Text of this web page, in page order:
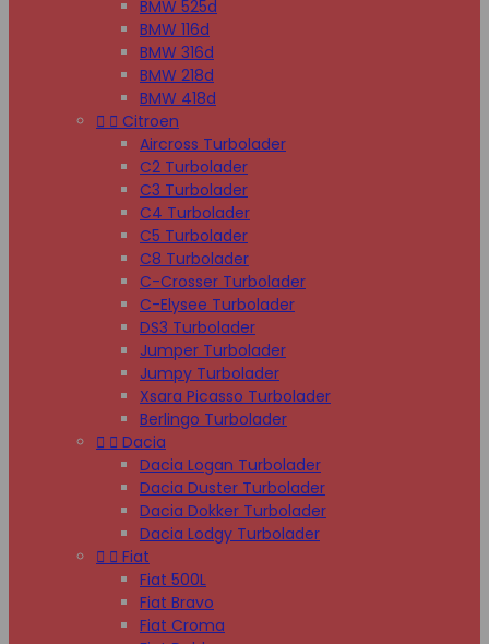
BMW 525d
BMW 116d
BMW 316d
BMW 218d
BMW 418d
  Citroen
Aircross Turbolader
C2 Turbolader
C3 Turbolader
C4 Turbolader
C5 Turbolader
C8 Turbolader
C-Crosser Turbolader
C-Elysee Turbolader
DS3 Turbolader
Jumper Turbolader
Jumpy Turbolader
Xsara Picasso Turbolader
Berlingo Turbolader
  Dacia
Dacia Logan Turbolader
Dacia Duster Turbolader
Dacia Dokker Turbolader
Dacia Lodgy Turbolader
  Fiat
Fiat 500L
Fiat Bravo
Fiat Croma